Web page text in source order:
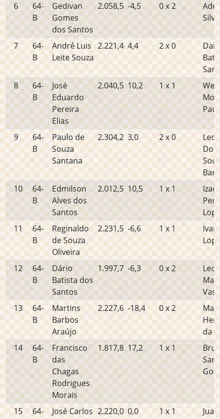
6
64-
B
Gedivan
Gomes
dos Santos
2.058,5 -4,5 0 x 2
Silva
7
64-
B
André Luis
Leite Souza
2.221,4 4,4 2 x 0
8
64-
B
José
Eduardo
Pereira
Elias
2.040,5 10,2 1 x 1
9
64-
B
Paulo de
Souza
Santana
2.304,2 3,0 2 x 0
10
64-
B
Edmilson
Alves dos
Santos
2.012,5 10,5 1 x 1
Izac
11
64-
B
Reginaldo
de Souza
Oliveira
2.231,5 -6,6 1 x 1
12
64-
B
Dário
Batista dos
Santos
1.997,7 -6,3 0 x 2
13
64-
B
Martins
Barbos
Araújo
2.227,6 -18,4 0 x 2
da
14
64-
B
Francisco
das
Chagas
Rodrigues
Morais
1.817,8 17,2 1 x 1
15
64-
José Carlos 2.220,0 0,0 1 x 1